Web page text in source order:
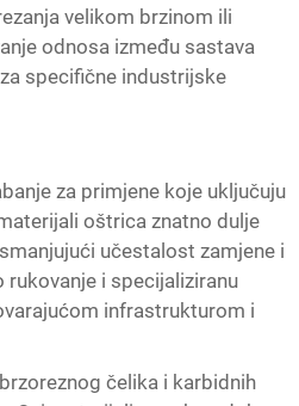
velikom brzinom ili
odnosa između sastava
specifične industrijske
za primjene koje uključuju
oštrica znatno dulje
učestalost zamjene i
i specijaliziranu
infrastrukturom i
čelika i karbidnih